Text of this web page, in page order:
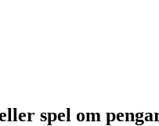
spel om